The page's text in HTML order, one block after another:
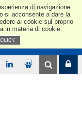
di navigazione
si acconsente a dare la
ai cookie sul proprio
in materia di cookie.